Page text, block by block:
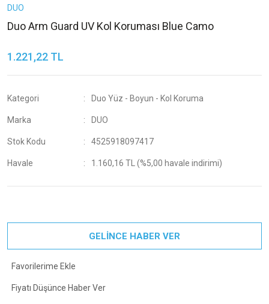
DUO
Duo Arm Guard UV Kol Koruması Blue Camo
1.221,22 TL
Kategori Duo Yüz - Boyun - Kol Koruma
Marka DUO
Stok Kodu 4525918097417
Havale 1.160,16 TL (%5,00 havale indirimi)
GELİNCE HABER VER
Fiyatı Düşünce Haber Ver